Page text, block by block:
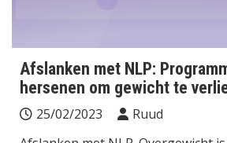
Afslanken met NLP:
hersenen om gewicht te
25/02/2023
Ruud